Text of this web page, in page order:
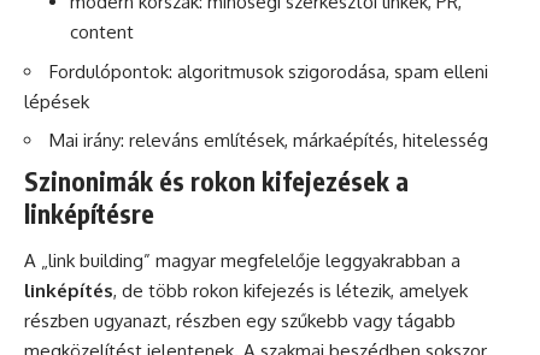
content
Fordulópontok: algoritmusok szigorodása, spam elleni
lépések
Mai irány: releváns említések, márkaépítés, hitelesség
Szinonimák és rokon kifejezések a
linképítésre
A „link building” magyar megfelelője leggyakrabban a
linképítés, de több rokon kifejezés is létezik, amelyek
részben ugyanazt, részben egy szűkebb vagy tágabb